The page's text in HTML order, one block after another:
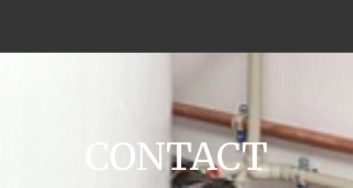
CONTACT